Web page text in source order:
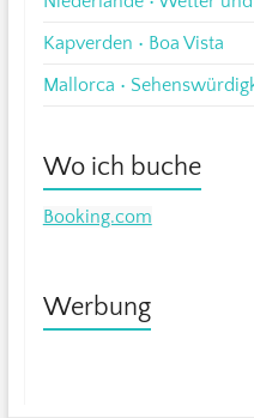
Kapverden • Boa Vista
Mallorca •
Wo ich buche
Booking.com
Werbung